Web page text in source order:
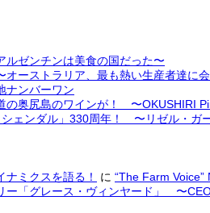
ゼンチンは美食の国だった〜
ーストラリア、最も熱い生産者達に
ナンバーワン
の奥尻島のワインが！ 〜OKUSHIRI
ェンダル」330周年！ 〜リゼル・ガ
ナミクスを語る！ に “The Farm
ー「グレース・ヴィンヤード」 〜